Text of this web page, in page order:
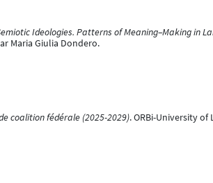
Ideologies. Patterns of Meaning–Making in
Maria Giulia Dondero.
coalition fédérale (2025-2029). ORBi-University